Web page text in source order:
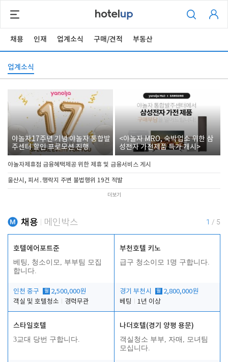
채용 인재 업계소식 구매/견적 부동산
업계소식
야놀자17주년 기념 야놀자 통합발
주센터 할인 프로모션 진행
<야놀자 MRO, 숙박업소 위한 삼
성전자 가전제품 특가 개시>
야놀자제휴점 금융혜택제공 위한 제휴 및 금융서비스 게시
울산시, 피서․행락지 주변 불법행위 19건 적발
더보기
채용 메인박스 1 / 5
호텔에어포트준
베팅, 청소이모, 부부팀 모집
합니다.
인천 중구 월 2,500,000원
객실 및 호텔청소
경력무관
부천호텔 키노
급구 청소이모 1명 구합니다.
경기 부천시 월 2,800,000원
베팅
1년 이상
스타일호텔
3교대 당번 구합니다.
나더호텔(경기 양평 용문)
객실청소 부부, 자매, 모녀팀
모십니다.